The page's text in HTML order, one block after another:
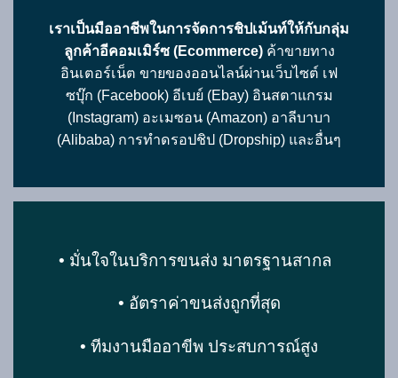
เราเป็นมืออาชีพในการจัดการชิปเม้นท์ให้กับกลุ่ม
ลูกค้าอีคอมเมิร์ซ (Ecommerce)ค้าขายทาง
อินเตอร์เน็ต ขายของออนไลน์ผ่านเว็บไซต์ เฟ
ซบุ๊ก (Facebook) อีเบย์ (Ebay) อินสตาแกรม
(Instagram) อะเมซอน (Amazon) อาลีบาบา
(Alibaba) การทำดรอปชิป (Dropship) และอื่นๆ
• มั่นใจในบริการขนส่ง มาตรฐานสากล
• อัตราค่าขนส่งถูกที่สุด
• ทีมงานมืออาขีพ ประสบการณ์สูง